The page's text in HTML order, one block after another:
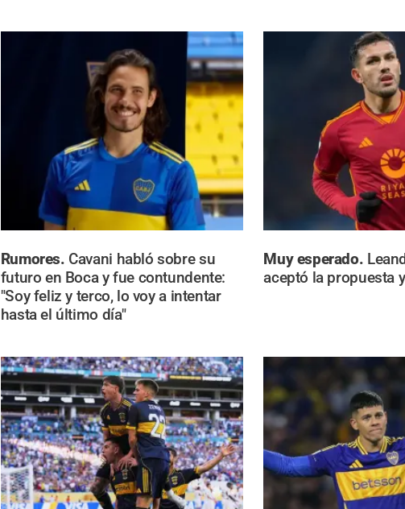
Rumores. Cavani habló sobre su
futuro en Boca y fue contundente:
"Soy feliz y terco, lo voy a intentar
hasta el último día"
Muy esperado.
aceptó la propuesta